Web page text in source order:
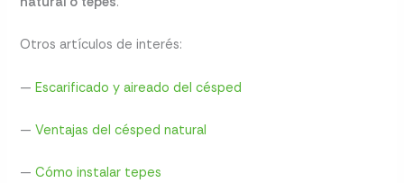
Otros artículos de interés:
—Escarificado y aireado del césped
—Ventajas del césped natural
—Cómo instalar tepes